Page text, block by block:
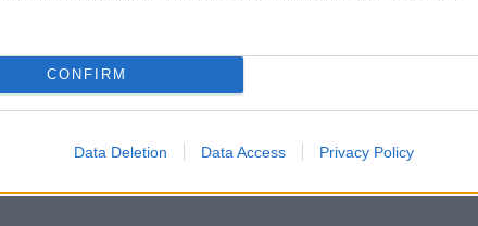
CONFIRM
Data Deletion Data Access Privacy Policy
inferiori rispetto a chi non lo fa.
conosciute attiva meccanismi di benessere